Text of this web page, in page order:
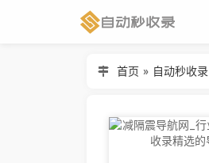
首页 » 自动秒收录